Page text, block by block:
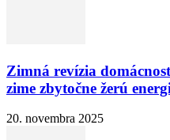
Zimná revízia
zime zbytočne žerú
20. novembra 2025